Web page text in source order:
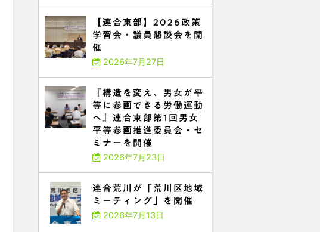
【連合東部】2026政策
学習会・議員懇談会を開
催
2026年7月27日
『構造を変え、男女が平
等に参画できる労働運動
へ』連合東部第1回男女
平等参画推進委員会・セ
ミナーを開催
2026年7月23日
連合荒川が「荒川区地域
ミーティング」を開催
2026年7月13日